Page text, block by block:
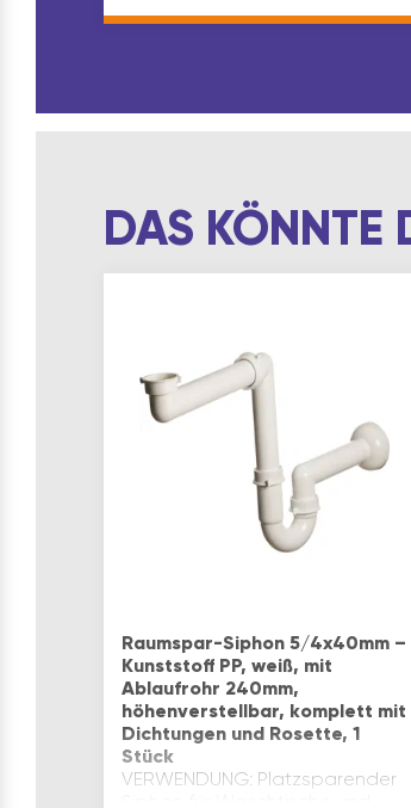
DAS KÖNNTE
Raumspar-Siphon 5/4x40mm –
Kunststoff PP, weiß, mit
Ablaufrohr 240mm,
höhenverstellbar, komplett mit
Dichtungen und Rosette, 1
Stück
VERWENDUNG: Platzsparender